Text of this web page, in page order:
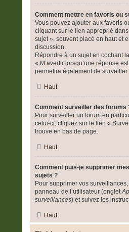
Comment mettre en favoris ou
Vous pouvez ajouter aux favoris
cliquant sur le lien approprié
sujet », souvent placé en haut et
discussion.
Répondre à un sujet en cochant
« M’avertir lorsqu’une réponse
permettra également de surveiller
Haut
Comment surveiller des forums
Pour surveiller un forum en
celui-ci, cliquez sur le lien «
trouve en bas de page.
Haut
Comment puis-je supprimer
sujets ?
Pour supprimer vos
panneau de l’utilisateur (onglet
surveillances) et suivez les
Haut